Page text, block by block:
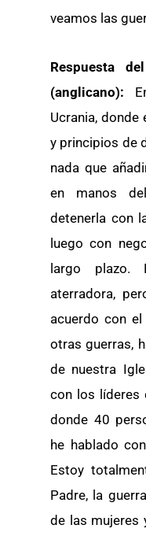
veamos las
Respuesta
(anglicano):
Ucrania, donde
y principios de
nada que
en manos
detenerla con
luego con
largo plazo.
aterradora,
acuerdo con el
otras guerras,
de nuestra
con los líderes
donde 40
he hablado
Estoy
Padre, la
de las mujeres